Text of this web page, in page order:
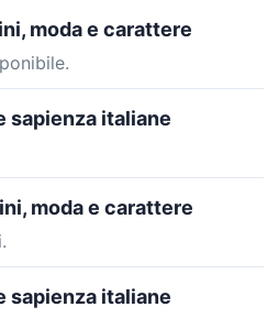
moda e carattere
sapienza italiane
moda e carattere
sapienza italiane